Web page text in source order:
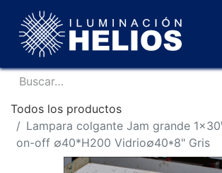
Todos los productos
Lampara colgante Jam grande
on-off ∅40*H200 Vidrio∅40*8" Gris